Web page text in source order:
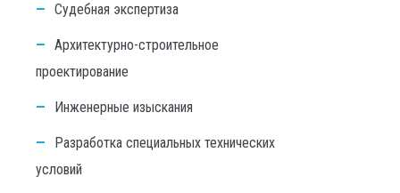
Судебная экспертиза
Архитектурно-строительное
проектирование
Инженерные изыскания
Разработка специальных технических
условий